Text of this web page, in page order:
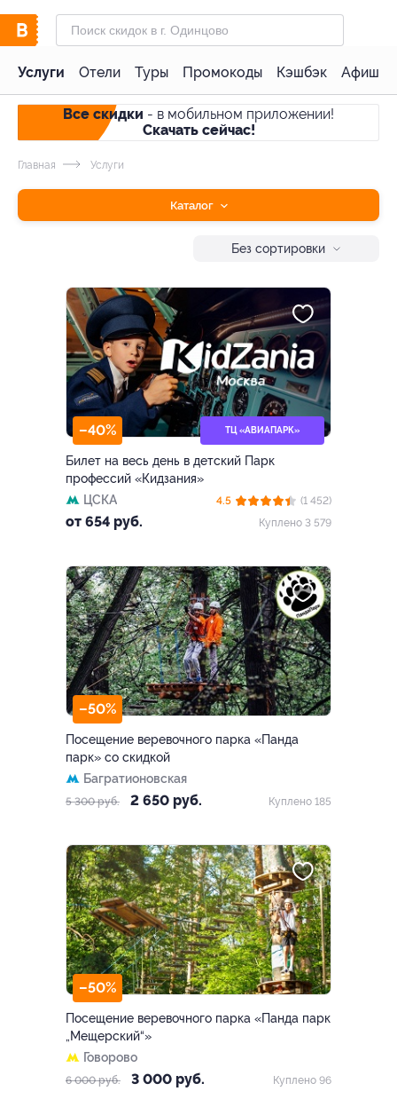
Услуги Отели Туры Промокоды Кэшбэк Афиша
Все скидки - в мобильном приложении!
Скачать сейчас!
Главная Услуги
Каталог
Без сортировки
–40% ТЦ «АВИАПАРК»
Билет на весь день в детский Парк
профессий «Кидзания»
ЦСКА
от 654 руб.
4.5
(1 452)
Куплено 3 579
–50%
Посещение веревочного парка «Панда
парк» со скидкой
Багратионовская
5 300 руб. 2 650 руб. Куплено 185
–50%
Посещение веревочного парка «Панда парк
„Мещерский“»
Говорово
6 000 руб. 3 000 руб. Куплено 96